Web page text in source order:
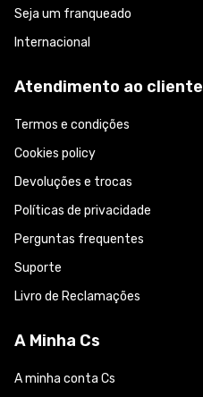
Seja um franqueado
Internacional
Atendimento ao cliente
Termos e condições
Cookies policy
Devoluções e trocas
Políticas de privacidade
Perguntas frequentes
Suporte
Livro de Reclamações
A Minha Cs
A minha conta Cs